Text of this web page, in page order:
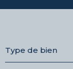
Type de bien